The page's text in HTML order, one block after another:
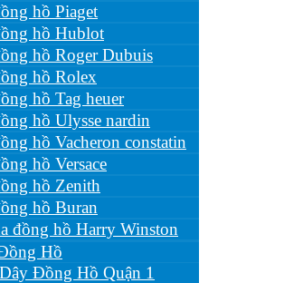
hồ Piaget
hồ Hublot
hồ Roger Dubuis
hồ Rolex
hồ Tag heuer
hồ Ulysse nardin
hồ Vacheron constatin
hồ Versace
hồ Zenith
hồ Buran
đồng hồ Harry Winston
Hồ
Đồng Hồ Quận 1